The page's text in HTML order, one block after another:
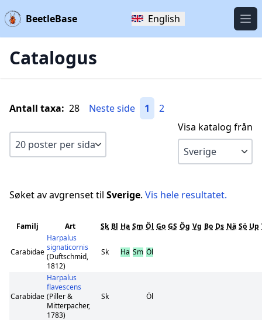
BeetleBase English
Catalogus
Antall taxa: 28 Neste side 1
2
Visa katalog från
Søket av avgrenset til Sverige. Vis hele resultatet.
Familj Art Sk Bl Ha Sm Öl Go GS Ög Vg Bo Ds Nä Sö Up
Carabidae
Harpalus
signaticornis
(Duftschmid,
1812)
Sk Ha Sm Öl
Carabidae
Harpalus
flavescens
(Piller &
Mitterpacher,
1783)
Sk Öl